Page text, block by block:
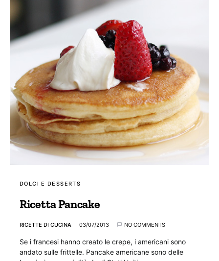
DOLCI E DESSERTS
Ricetta Pancake
RICETTE DI CUCINA 03/07/2013 NO COMMENTS
Se i francesi hanno creato le crepe, i americani sono
andato sulle frittelle. Pancake americane sono delle